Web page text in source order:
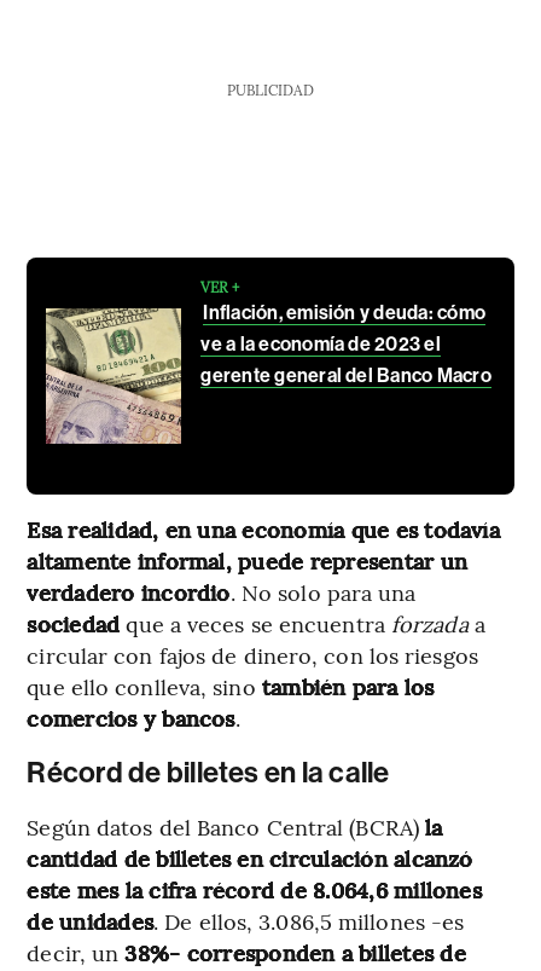
PUBLICIDAD
VER +
Inflación, emisión y deuda: cómo
ve a la economía de 2023 el
gerente general del Banco Macro
Esa realidad, en una economía que es todavía
altamente informal, puede representar un
verdadero incordio. No solo para una
sociedad que a veces se encuentra forzadaa
circular con fajos de dinero, con los riesgos
que ello conlleva, sino también para los
comercios y bancos.
Récord de billetes en la calle
Según datos del Banco Central (BCRA) la
cantidad de billetes en circulación alcanzó
este mes la cifra récord de 8.064,6 millones
de unidades. De ellos, 3.086,5 millones -es
decir, un38%- corresponden a billetes de